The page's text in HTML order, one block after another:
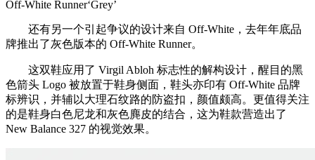
Off-White Runner‘Grey’
还有另一个引起争议的设计来自 Off-White，去年年底品
牌推出了灰色版本的 Off-White Runner。
这双鞋应用了 Virgil Abloh 标志性的解构设计，醒目的黑
色箭头 Logo 被放置于鞋身侧面，鞋头亦印有 Off-White 品牌
标辨识，并辅以大理石纹路的防盗扣，颜值颇高。更值得关注
的是鞋身白色尼龙和灰色麂皮的结合，这为鞋款营造出了
New Balance 327 的视觉效果。